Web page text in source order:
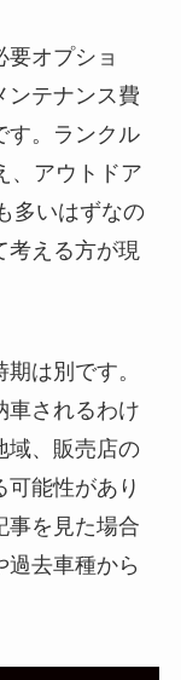
要オプショ
ンテナンス費
す。ランクル
、アウトドア
多いはずなの
考える方が現
は別です。
車されるわけ
域、販売店の
能性があり
事を見た場合
過去車種から